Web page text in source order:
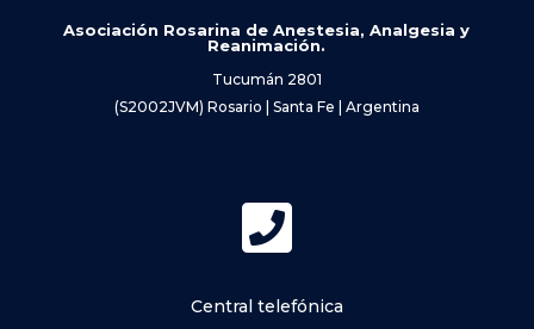
Asociación Rosarina de Anestesia, Analgesia y
Reanimación.
Tucumán 2801
(S2002JVM) Rosario | Santa Fe | Argentina

Central telefónica